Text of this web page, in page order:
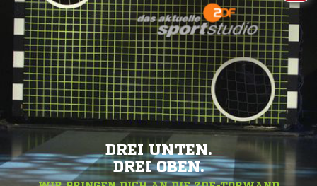
DREI UNTEN.
DREI OBEN.